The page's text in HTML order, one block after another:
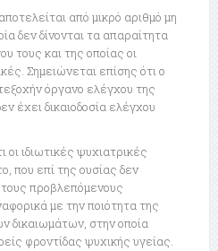
από μικρό αριθμό μη
δεν δίνονται τα απαραίτητα
τους και της οποίας οι
Σημειώνεται επίσης ότι ο
όργανο ελέγχου της
έχει δικαιοδοσία ελέγχου
ιδιωτικές ψυχιατρικές
που επί της ουσίας δεν
προβλεπόμενους
με την ποιότητα της
δικαιωμάτων, στην οποία
φροντίδας ψυχικής υγείας.